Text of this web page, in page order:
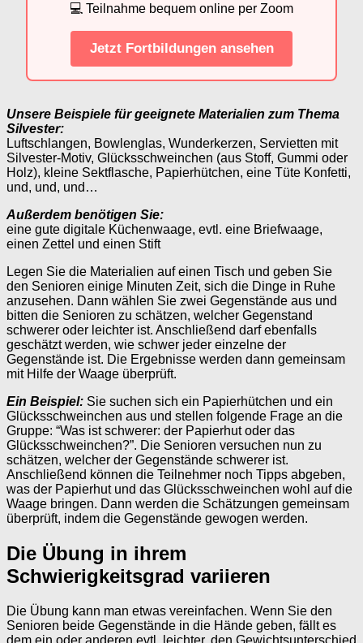
💻 Teilnahme bequem online per Zoom
Jetzt Fortbildungen ansehen
Unsere Beispiele für geeignete Materialien zum Thema
Silvester:
Luftschlangen, Bowlenglas, Wunderkerzen, Servietten mit
Silvester-Motiv, Glücksschweinchen (aus Stoff, Gummi oder
Holz), kleine Sektflasche, Papierhütchen, eine Tüte Konfetti,
und, und, und…
Außerdem benötigen Sie:
eine gute digitale Küchenwaage, evtl. eine Briefwaage,
einen Zettel und einen Stift
Legen Sie die Materialien auf einen Tisch und geben Sie
den Senioren einige Minuten Zeit, sich die Dinge in Ruhe
anzusehen. Dann wählen Sie zwei Gegenstände aus und
bitten die Senioren zu schätzen, welcher Gegenstand
schwerer oder leichter ist. Anschließend darf ebenfalls
geschätzt werden, wie schwer jeder einzelne der
Gegenstände ist. Die Ergebnisse werden dann gemeinsam
mit Hilfe der Waage überprüft.
Ein Beispiel: Sie suchen sich ein Papierhütchen und ein
Glücksschweinchen aus und stellen folgende Frage an die
Gruppe: “Was ist schwerer: der Papierhut oder das
Glücksschweinchen?”. Die Senioren versuchen nun zu
schätzen, welcher der Gegenstände schwerer ist.
Anschließend können die Teilnehmer noch Tipps abgeben,
was der Papierhut und das Glücksschweinchen wohl auf die
Waage bringen. Dann werden die Schätzungen gemeinsam
überprüft, indem die Gegenstände gewogen werden.
Die Übung in ihrem
Schwierigkeitsgrad variieren
Die Übung kann man etwas vereinfachen. Wenn Sie den
Senioren beide Gegenstände in die Hände geben, fällt es
dem ein oder anderen evtl. leichter, den Gewichtsunterschied